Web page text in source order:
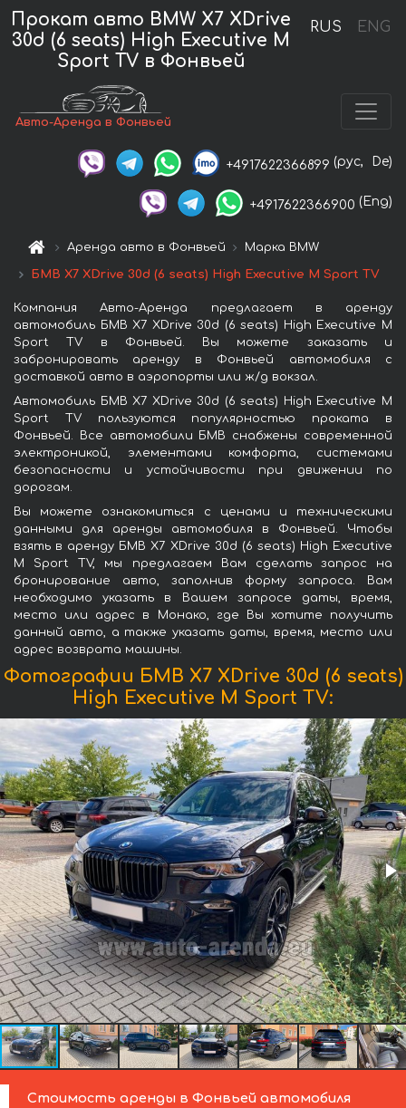
RUS ENG
Прокат авто BMW X7 XDrive
30d (6 seats) High Executive M
Sport TV в Фонвьей
Авто-Аренда в Фонвьей
+4917622366899 (рус, De)
+4917622366900 (Eng)
Аренда авто в Фонвьей Марка BMW
БМВ X7 XDrive 30d (6 seats) High Executive M Sport TV
Компания Авто-Аренда предлагает в аренду
автомобиль БМВ X7 XDrive 30d (6 seats) High Executive M
Sport TV в Фонвьей. Вы можете заказать и
забронировать аренду в Фонвьей автомобиля с
доставкой авто в аэропорты или ж/д вокзал.
Автомобиль БМВ X7 XDrive 30d (6 seats) High Executive M
Sport TV пользуются популярностью проката в
Фонвьей. Все автомобили БМВ снабжены современной
электроникой, элементами комфорта, системами
безопасности и устойчивости при движении по
дорогам.
Вы можете ознакомиться с ценами и техническими
данными для аренды автомобиля в Фонвьей. Чтобы
взять в аренду БМВ X7 XDrive 30d (6 seats) High Executive
M Sport TV, мы предлагаем Вам сделать запрос на
бронирование авто, заполнив форму запроса. Вам
необходимо указать в Вашем запросе даты, время,
место или адрес в Монако, где Вы хотите получить
данный авто, а также указать даты, время, место или
адрес возврата машины.
Фотографии БМВ X7 XDrive 30d (6 seats)
High Executive M Sport TV:
Стоимость аренды в Фонвьей автомобиля